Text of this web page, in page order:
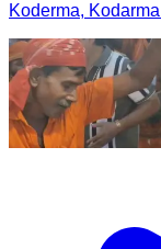
Koderma,